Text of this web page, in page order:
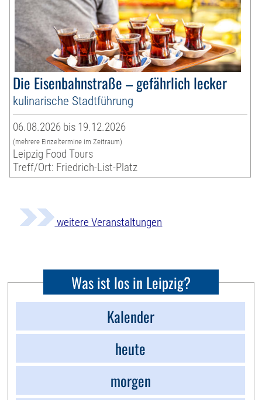
Die Eisenbahnstraße – gefährlich lecker
kulinarische Stadtführung
06.08.2026 bis 19.12.2026
(mehrere Einzeltermine im Zeitraum)
Leipzig Food Tours
Treff/Ort: Friedrich-List-Platz
weitere Veranstaltungen
Was ist los in Leipzig?
Kalender
heute
morgen